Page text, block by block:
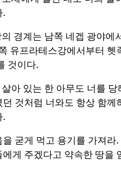
.
경계는 남쪽 네겝 광야에
유프라테스강에서부터
것이다.
아 있는 한 아무도 너를
것처럼 너와도 항상 함
.
을 굳게 먹고 용기를 가져
에게 주겠다고 약속한 땅을